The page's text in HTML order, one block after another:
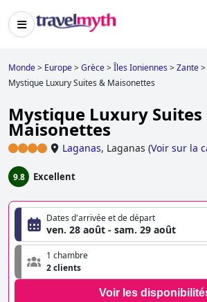
Monde> Europe>Grèce>Îles Ioniennes>Zante>
Mystique Luxury Suites & Maisonettes
Mystique Luxury Suites
Maisonettes
Laganas, Laganas (Voir sur la
9.8 Excellent
Dates d'arrivée et de départ
ven. 28 août - sam. 29 août
1 chambre
2 clients
Voir les